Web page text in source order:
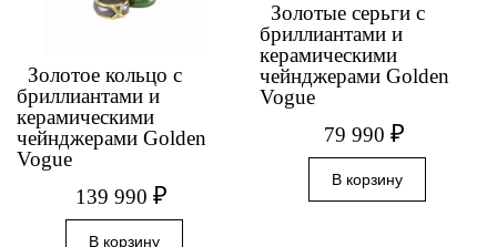
Золотое кольцо с
бриллиантами и
керамическими
чейнджерами Golden
Vogue
139 990₽
Золотые серьги с
бриллиантами и
керамическими
чейнджерами Golden
Vogue
79 990 ₽